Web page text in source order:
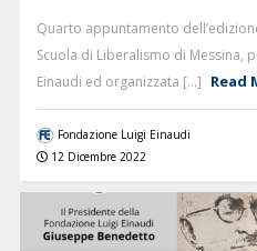
Quarto appuntamento
Scuola di Liberalismo di Messina,
Einaudi ed organizzata [...] Read
Fondazione Luigi Einaudi
12 Dicembre 2022